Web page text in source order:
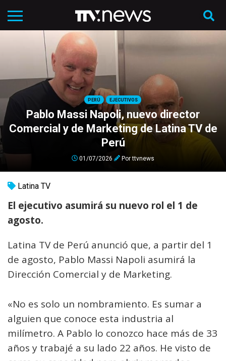
PERÚ EJECUTIVOS
Pablo Massi Napoli, nuevo director
Comercial y de Marketing de Latina TV de
Perú
01/07/2026 Porttvnews
Latina TV
El ejecutivo asumirá su nuevo rol el 1 de
agosto.
Latina TV de Perú anunció que, a partir del 1
de agosto, Pablo Massi Napoli asumirá la
Dirección Comercial y de Marketing.
«No es solo un nombramiento. Es sumar a
alguien que conoce esta industria al
milímetro. A Pablo lo conozco hace más de 33
años y trabajé a su lado 22 años. He visto de